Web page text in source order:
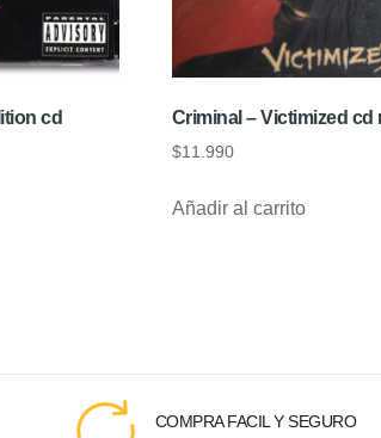
cd
Criminal – Victimized cd
$11.990
Añadir al carrito
COMPRA FACIL Y SEGURO